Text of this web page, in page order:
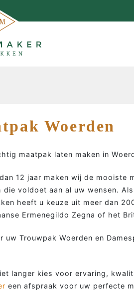
MAKEN…
Woerden
maatpak laten maken in
12 jaar maken wij de mooiste
die voldoet aan al uw wensen.
heeft u keuze uit meer dan
Ermenegildo Zegna of het
uw Trouwpak Woerden en
langer kies voor ervaring,
een afspraak voor uw perfecte